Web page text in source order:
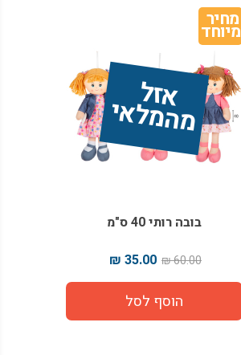
מחיר
מיוחד
אז
ל
מ
ה
מ
ל
אי
בובה רותי 40 ס"מ
60.00 ₪
35.00 ₪